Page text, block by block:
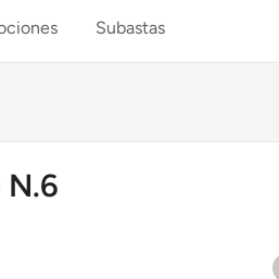
Subastas
N.6